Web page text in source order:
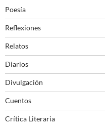
Poesía
Reflexiones
Relatos
Diarios
Divulgación
Cuentos
Crítica Literaria